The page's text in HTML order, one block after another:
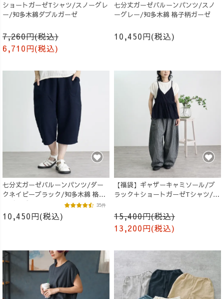
ショートガーゼTシャツ/スノーグレ
ー/知多木綿ダブルガーゼ
7,260円(税込)
6,710円(税込)
七分丈ガーゼバルーンパンツ/スノ
ーグレー/知多木綿 格子柄ガーゼ
10,450円(税込)
七分丈ガーゼバルーンパンツ/ダー
クネイビーブラック/知多木綿 格子
柄ガーゼ
10,450円(税込)
35件
【福袋】ギャザーキャミソール/ブ
ラック＋ショートガーゼTシャツ/生
15,400円(税込)
13,200円(税込)